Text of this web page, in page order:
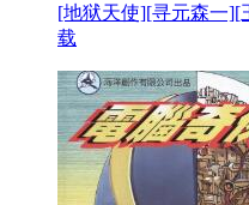
[地狱天使][寻元森一][
载